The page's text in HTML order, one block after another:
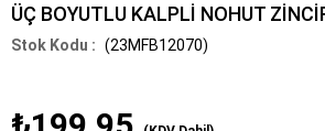
ÜÇ BOYUTLU KALPLİ NOHUT
(23MFB12070)